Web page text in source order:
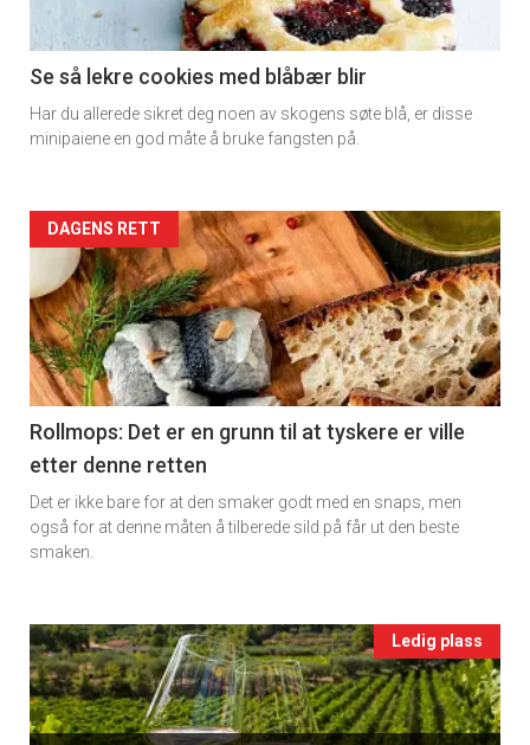
section
11
Dagens
Se så lekre cookies med blåbær blir
Har du allerede sikret deg noen av skogens søte blå, er disse
minipaiene en god måte å bruke fangsten på.
Artikler
detail
-
section
11
Ukens
vin
DAGENS RETT
Rollmops: Det er en grunn til at tyskere er ville
etter denne retten
Det er ikke bare for at den smaker godt med en snaps, men
også for at denne måten å tilberede sild på får ut den beste
smaken.
Events
single
Ledig plass